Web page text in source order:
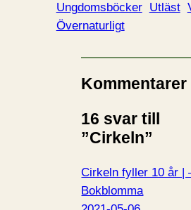
Ungdomsböcker Utläst
Övernaturligt
Kommentarer
16 svar till
”Cirkeln”
Cirkeln fyller 10 år |
Bokblomma